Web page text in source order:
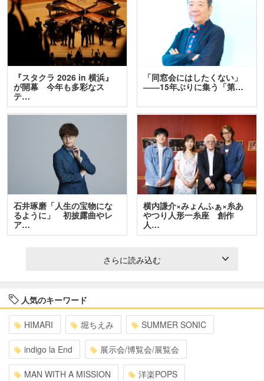
『スタクラ 2026 in 横浜』
が開幕 今年も多彩なス
テ…
「同窓会にはしたくない」
――15年ぶりに集う「第…
石井琢磨「人生の宝物にな
るように」 初披露曲やレ
ア…
横内謙介×みょんふぁ×糸あ
やつり人形一糸座 創作
人…
さらに読み込む
人気のキーワード
HIMARI 堀ちえみ SUMMER SONIC
indigo la End 展示会/博覧会/展覧会
MAN WITH A MISSION 洋楽POPS